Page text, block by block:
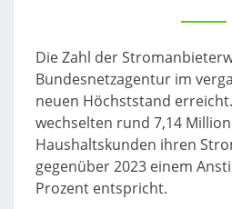
Die Zahl der
Bundesnetzagentur im
neuen Höchststand
wechselten rund 7,14
Haushaltskunden ihren
gegenüber 2023 einem
Prozent entspricht.